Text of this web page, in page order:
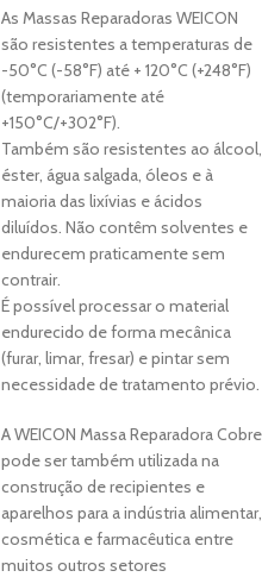
As Massas Reparadoras WEICON
são resistentes a temperaturas de
-50°C (-58°F) até + 120°C (+248°F)
(temporariamente até
+150°C/+302°F).
Também são resistentes ao álcool,
éster, água salgada, óleos e à
maioria das lixívias e ácidos
diluídos. Não contêm solventes e
endurecem praticamente sem
contrair.
É possível processar o material
endurecido de forma mecânica
(furar, limar, fresar) e pintar sem
necessidade de tratamento prévio.
A WEICON Massa Reparadora Cobre
pode ser também utilizada na
construção de recipientes e
aparelhos para a indústria alimentar,
cosmética e farmacêutica entre
muitos outros setores